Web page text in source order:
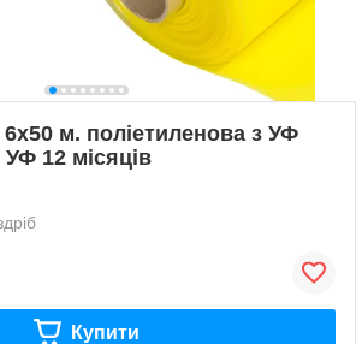
м. поліетиленова з УФ
УФ 12 місяців
Купити